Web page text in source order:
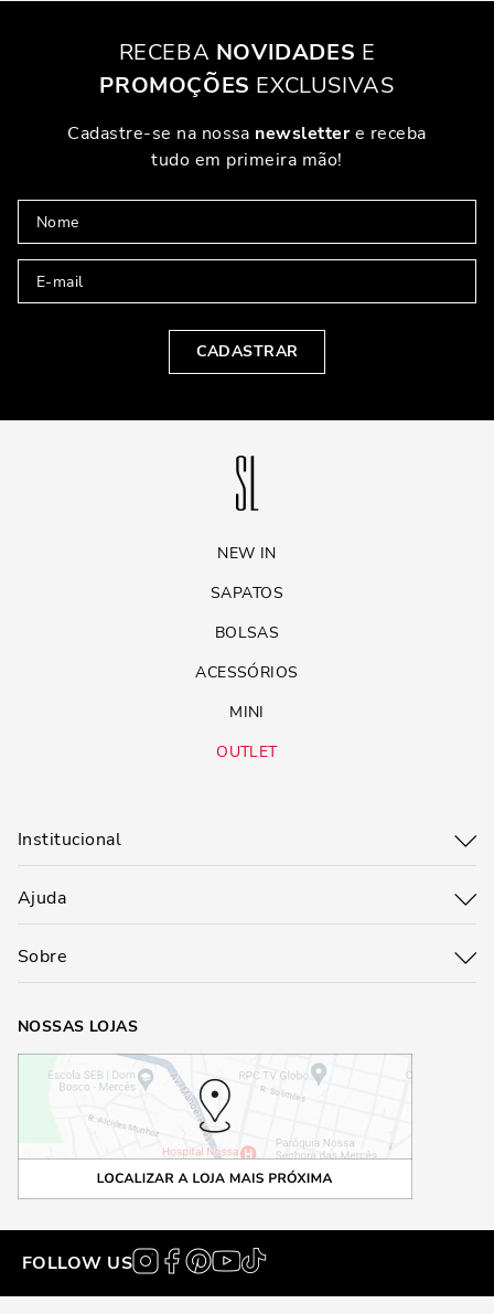
RECEBA NOVIDADES E
PROMOÇÕES EXCLUSIVAS
Cadastre-se na nossa newslettere receba
tudo em primeira mão!
CADASTRAR
NEW IN
SAPATOS
BOLSAS
ACESSÓRIOS
MINI
OUTLET
Institucional
Ajuda
Sobre
NOSSAS LOJAS
FOLLOW US